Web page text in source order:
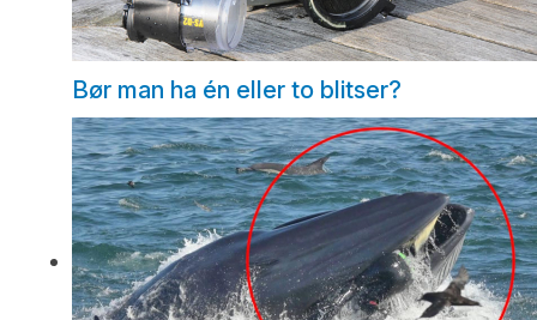
Bør man ha én eller to blitser?